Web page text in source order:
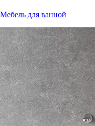
Мебель для ванной